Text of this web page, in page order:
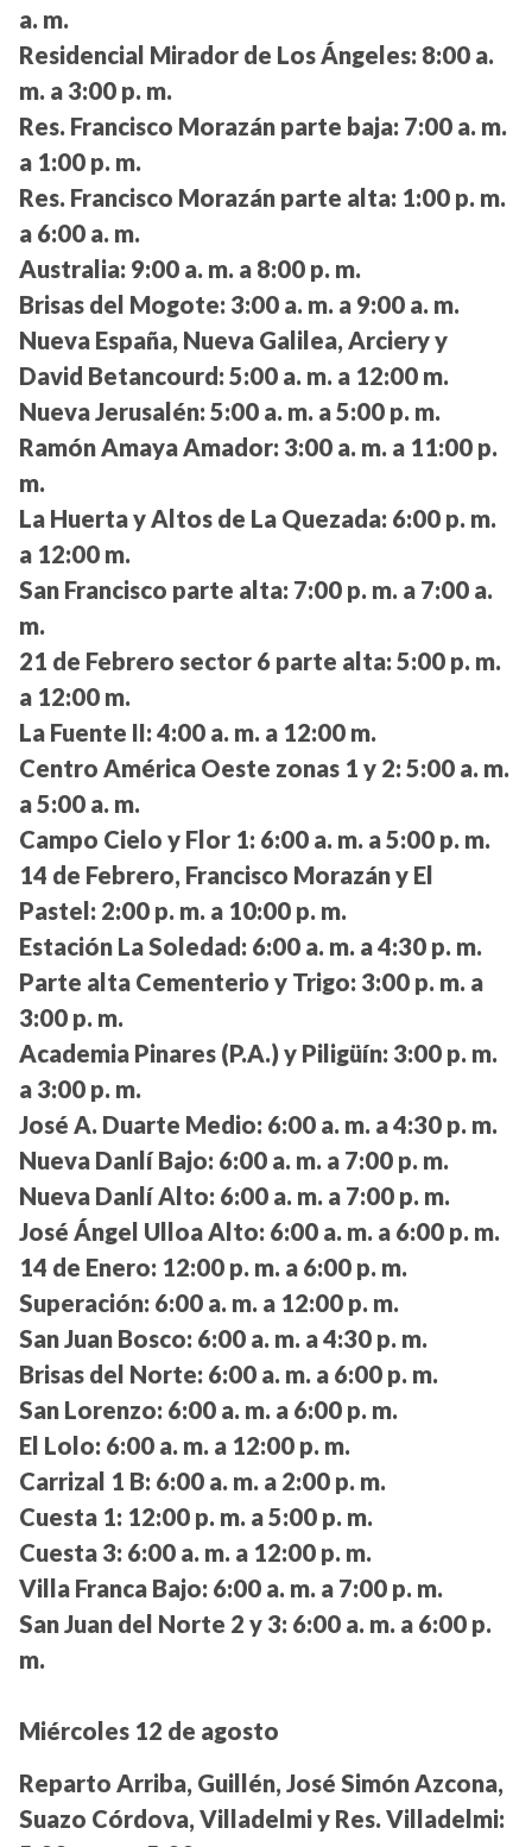
a. m.
Residencial Mirador de Los Ángeles: 8:00 a.
m. a 3:00 p. m.
Res. Francisco Morazán parte baja: 7:00 a. m.
a 1:00 p. m.
Res. Francisco Morazán parte alta: 1:00 p. m.
a 6:00 a. m.
Australia: 9:00 a. m. a 8:00 p. m.
Brisas del Mogote: 3:00 a. m. a 9:00 a. m.
Nueva España, Nueva Galilea, Arciery y
David Betancourd: 5:00 a. m. a 12:00 m.
Nueva Jerusalén: 5:00 a. m. a 5:00 p. m.
Ramón Amaya Amador: 3:00 a. m. a 11:00 p.
m.
La Huerta y Altos de La Quezada: 6:00 p. m.
a 12:00 m.
San Francisco parte alta: 7:00 p. m. a 7:00 a.
m.
21 de Febrero sector 6 parte alta: 5:00 p. m.
a 12:00 m.
La Fuente II: 4:00 a. m. a 12:00 m.
Centro América Oeste zonas 1 y 2: 5:00 a. m.
a 5:00 a. m.
Campo Cielo y Flor 1: 6:00 a. m. a 5:00 p. m.
14 de Febrero, Francisco Morazán y El
Pastel: 2:00 p. m. a 10:00 p. m.
Estación La Soledad: 6:00 a. m. a 4:30 p. m.
Parte alta Cementerio y Trigo: 3:00 p. m. a
3:00 p. m.
Academia Pinares (P.A.) y Piligüín: 3:00 p. m.
a 3:00 p. m.
José A. Duarte Medio: 6:00 a. m. a 4:30 p. m.
Nueva Danlí Bajo: 6:00 a. m. a 7:00 p. m.
Nueva Danlí Alto: 6:00 a. m. a 7:00 p. m.
José Ángel Ulloa Alto: 6:00 a. m. a 6:00 p. m.
14 de Enero: 12:00 p. m. a 6:00 p. m.
Superación: 6:00 a. m. a 12:00 p. m.
San Juan Bosco: 6:00 a. m. a 4:30 p. m.
Brisas del Norte: 6:00 a. m. a 6:00 p. m.
San Lorenzo: 6:00 a. m. a 6:00 p. m.
El Lolo: 6:00 a. m. a 12:00 p. m.
Carrizal 1 B: 6:00 a. m. a 2:00 p. m.
Cuesta 1: 12:00 p. m. a 5:00 p. m.
Cuesta 3: 6:00 a. m. a 12:00 p. m.
Villa Franca Bajo: 6:00 a. m. a 7:00 p. m.
San Juan del Norte 2 y 3: 6:00 a. m. a 6:00 p.
m.
Miércoles 12 de agosto
Reparto Arriba, Guillén, José Simón Azcona,
Suazo Córdova, Villadelmi y Res. Villadelmi: